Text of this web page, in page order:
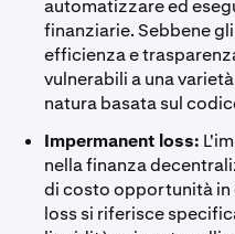
automatizzare ed
finanziarie. Sebbene
efficienza e
vulnerabili a una
natura basata sul
Impermanent loss:
nella finanza
di costo opportunità in
loss si riferisce